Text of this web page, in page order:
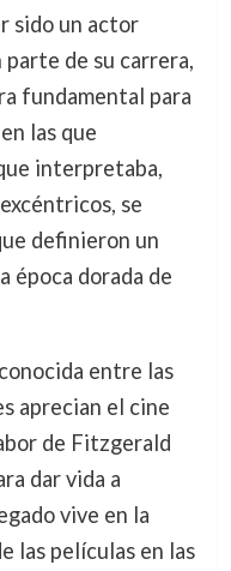
sido un actor
de su carrera,
fundamental para
las que
interpretaba,
se
definieron un
época dorada de
entre las
aprecian el cine
de Fitzgerald
dar vida a
vive en la
las películas en las